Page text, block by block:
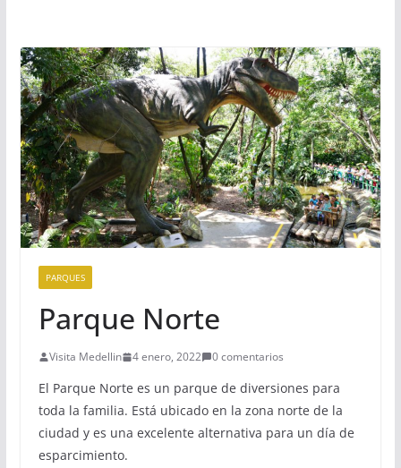
PARQUES
Parque Norte
Visita Medellin 4 enero, 2022 0 comentarios
El Parque Norte es un parque de diversiones para
toda la familia. Está ubicado en la zona norte de la
ciudad y es una excelente alternativa para un día de
esparcimiento.